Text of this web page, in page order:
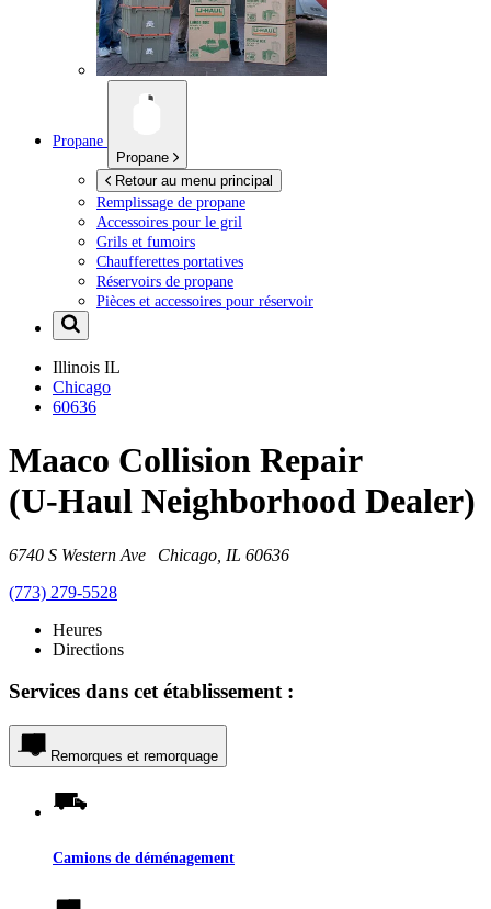
Propane
Propane
Retour au menu principal
Remplissage de propane
Accessoires pour le gril
Grils et fumoirs
Chaufferettes portatives
Réservoirs de propane
Pièces et accessoires pour réservoir
Illinois IL
Chicago
60636
Maaco Collision Repair
(U-Haul Neighborhood Dealer)
6740 S Western Ave Chicago, IL 60636
(773) 279-5528
Heures
Directions
Services dans cet établissement :
Remorques et remorquage
Camions de déménagement